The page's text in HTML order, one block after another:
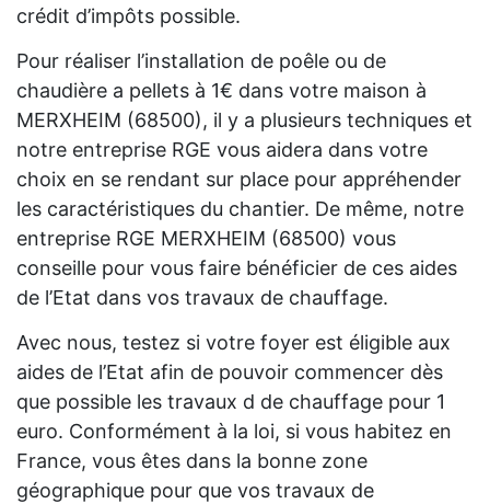
crédit d’impôts possible.
Pour réaliser l’installation de poêle ou de
chaudière a pellets à 1€ dans votre maison à
MERXHEIM (68500), il y a plusieurs techniques et
notre entreprise RGE vous aidera dans votre
choix en se rendant sur place pour appréhender
les caractéristiques du chantier. De même, notre
entreprise RGE MERXHEIM (68500) vous
conseille pour vous faire bénéficier de ces aides
de l’Etat dans vos travaux de chauffage.
Avec nous, testez si votre foyer est éligible aux
aides de l’Etat afin de pouvoir commencer dès
que possible les travaux d de chauffage pour 1
euro. Conformément à la loi, si vous habitez en
France, vous êtes dans la bonne zone
géographique pour que vos travaux de